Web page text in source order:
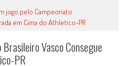
jogo pelo Campeonato
em Cima do Athletico-PR
Brasileiro Vasco Consegue
PR